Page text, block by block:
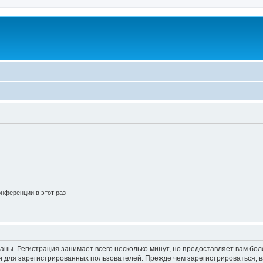
в этот раз
Регистрация занимает всего несколько минут, но предоставляет вам
зарегистрированных пользователей. Прежде чем зарегистрироваться,